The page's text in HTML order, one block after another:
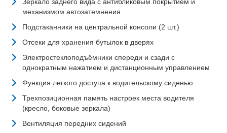
Зеркало заднего вида с антибликовым покрытием и
механизмом автозатемнения
Подстаканники на центральной консоли (2 шт.)
Отсеки для хранения бутылок в дверях
Электростеклоподъёмники спереди и сзади с
однократным нажатием и дистанционным управлением
Функция легкого доступа к водительскому сиденью
Трехпозиционная память настроек места водителя
(кресло, боковые зеркала)
Вентиляция передних сидений